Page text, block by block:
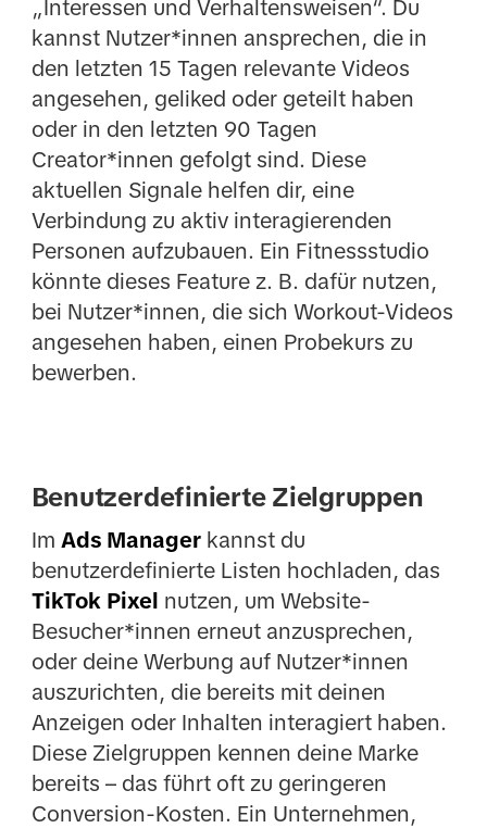
„Interessen und Verhaltensweisen“. Du
kannst Nutzer*innen ansprechen, die in
den letzten 15 Tagen relevante Videos
angesehen, geliked oder geteilt haben
oder in den letzten 90 Tagen
Creator*innen gefolgt sind. Diese
aktuellen Signale helfen dir, eine
Verbindung zu aktiv interagierenden
Personen aufzubauen. Ein Fitnessstudio
könnte dieses Feature z. B. dafür nutzen,
bei Nutzer*innen, die sich Workout-Videos
angesehen haben, einen Probekurs zu
bewerben.
Benutzerdefinierte Zielgruppen
Im Ads Managerkannst du
benutzerdefinierte Listen hochladen, das
TikTok Pixel nutzen, um Website-
Besucher*innen erneut anzusprechen,
oder deine Werbung auf Nutzer*innen
auszurichten, die bereits mit deinen
Anzeigen oder Inhalten interagiert haben.
Diese Zielgruppen kennen deine Marke
bereits – das führt oft zu geringeren
Conversion-Kosten. Ein Unternehmen,